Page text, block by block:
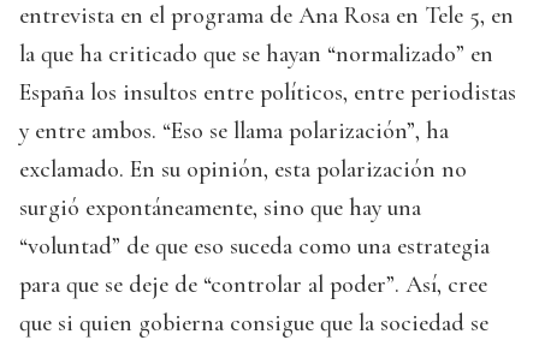
entrevista en el programa de Ana Rosa en Tele 5, en
la que ha criticado que se hayan “normalizado” en
España los insultos entre políticos, entre periodistas
y entre ambos. “Eso se llama polarización”, ha
exclamado. En su opinión, esta polarización no
surgió expontáneamente, sino que hay una
“voluntad” de que eso suceda como una estrategia
para que se deje de “controlar al poder”. Así, cree
que si quien gobierna consigue que la sociedad se